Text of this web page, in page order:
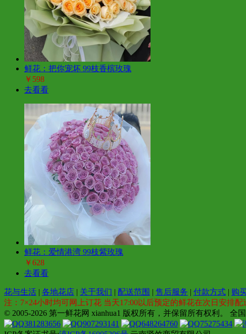
鲜花：把你宠坏 99枝香槟玫瑰
￥598
去看看
鲜花：爱情港湾 99枝紫玫瑰
￥628
去看看
花与生活 | 各地花店 | 关于我们 | 配送范围 | 售后服务 | 付款方式 | 购
注：7×24小时均可网上订花 当天17:00以后预定的鲜花在次日安排配
© 2005-2026 第一鲜花网 xianhua1 版权所有，并保留所有权利。 全
381283656
907293141 648264760 75275434